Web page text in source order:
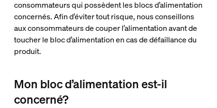
consommateurs qui possèdent les blocs d’alimentation
concernés. Afin d’éviter tout risque, nous conseillons
aux consommateurs de couper l’alimentation avant de
toucher le bloc d’alimentation en cas de défaillance du
produit.
Mon bloc d’alimentation est-il
concerné?